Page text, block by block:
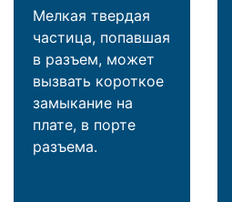
Мелкая твердая
частица, попавшая
в разъем, может
вызвать короткое
замыкание на
плате, в порте
разъема.